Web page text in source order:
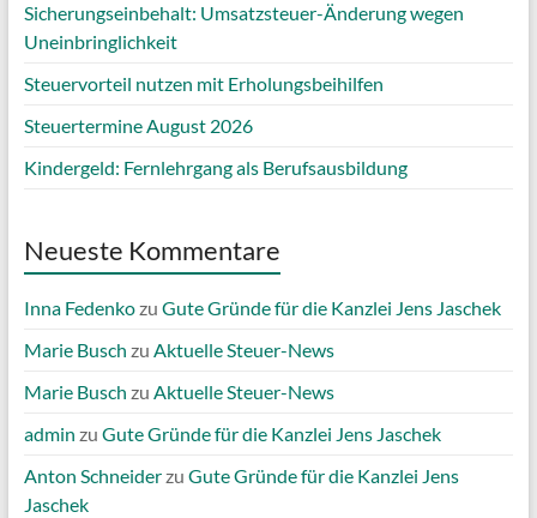
Sicherungseinbehalt: Umsatzsteuer-Änderung wegen
Uneinbringlichkeit
Steuervorteil nutzen mit Erholungsbeihilfen
Steuertermine August 2026
Kindergeld: Fernlehrgang als Berufsausbildung
Neueste Kommentare
Inna Fedenkozu Gute Gründe für die Kanzlei Jens Jaschek
Marie Busch zu Aktuelle Steuer-News
Marie Busch zu Aktuelle Steuer-News
admin zu Gute Gründe für die Kanzlei Jens Jaschek
Anton Schneiderzu Gute Gründe für die Kanzlei Jens
Jaschek